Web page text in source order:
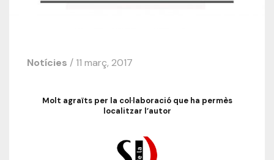
Notícies / 11 març, 2017
Molt agraïts per la col·laboració que ha permès
localitzar l’autor